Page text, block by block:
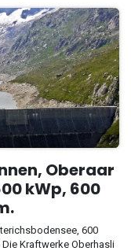
Oberaar
kWp, 600
600
Kraftwerke Oberhasli